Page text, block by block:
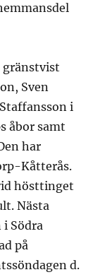
gränstvist
Sven
i
åbor samt
har
Kåtterås.
hösttinget
Nästa
i Södra
på
d.